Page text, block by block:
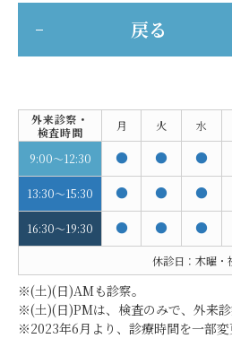
戻る
外来診察 ・
検査時間
月 火 水
9:00～12:30 ● ● ●
13:30～15:30 ● ● ●
16:30～19:30 ● ● ●
休診日：木曜・
※(土)(日)AMも診察。
※(土)(日)PMは、検査のみで、外来診
※2023年6月より、診療時間を一部変